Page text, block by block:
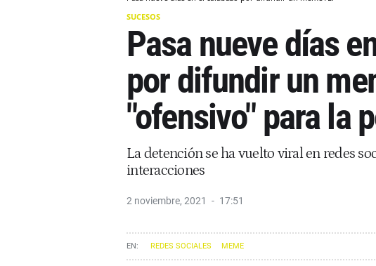
SUCESOS
Pasa nueve días
por difundir un
"ofensivo" para la
La detención se ha vuelto viral en redes
interacciones
2 noviembre, 2021 17:51
REDES SOCIALES MEME